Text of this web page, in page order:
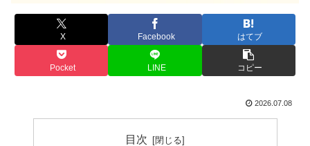
X Facebook はてブ
Pocket LINE コピー
2026.07.08
目次